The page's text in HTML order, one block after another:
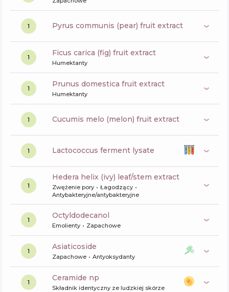
1 pyrus communis (pear) fruit extract
1 ficus carica (fig) fruit extract
Humektanty
1 prunus domestica fruit extract
Humektanty
1 cucumis melo (melon) fruit extract
1 lactococcus ferment lysate
1
hedera helix (ivy) leaf/stem extract
Zwężenie pory
Łagodzący
Antybakteryjne/antybakteryjne
1 octyldodecanol
Emolienty Zapachowe
1 asiaticoside
Zapachowe Antyoksydanty
1 ceramide np
Składnik identyczny ze ludzkiej skórze